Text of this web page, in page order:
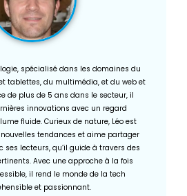
spécialisé dans les domaines du
tablettes, du multimédia, et du web et
de plus de 5 ans dans le secteur, il
innovations avec un regard
fluide. Curieux de nature, Léo est
tendances et aime partager
ses lecteurs, qu’il guide à travers des
Avec une approche à la fois
il rend le monde de la tech
et passionnant.